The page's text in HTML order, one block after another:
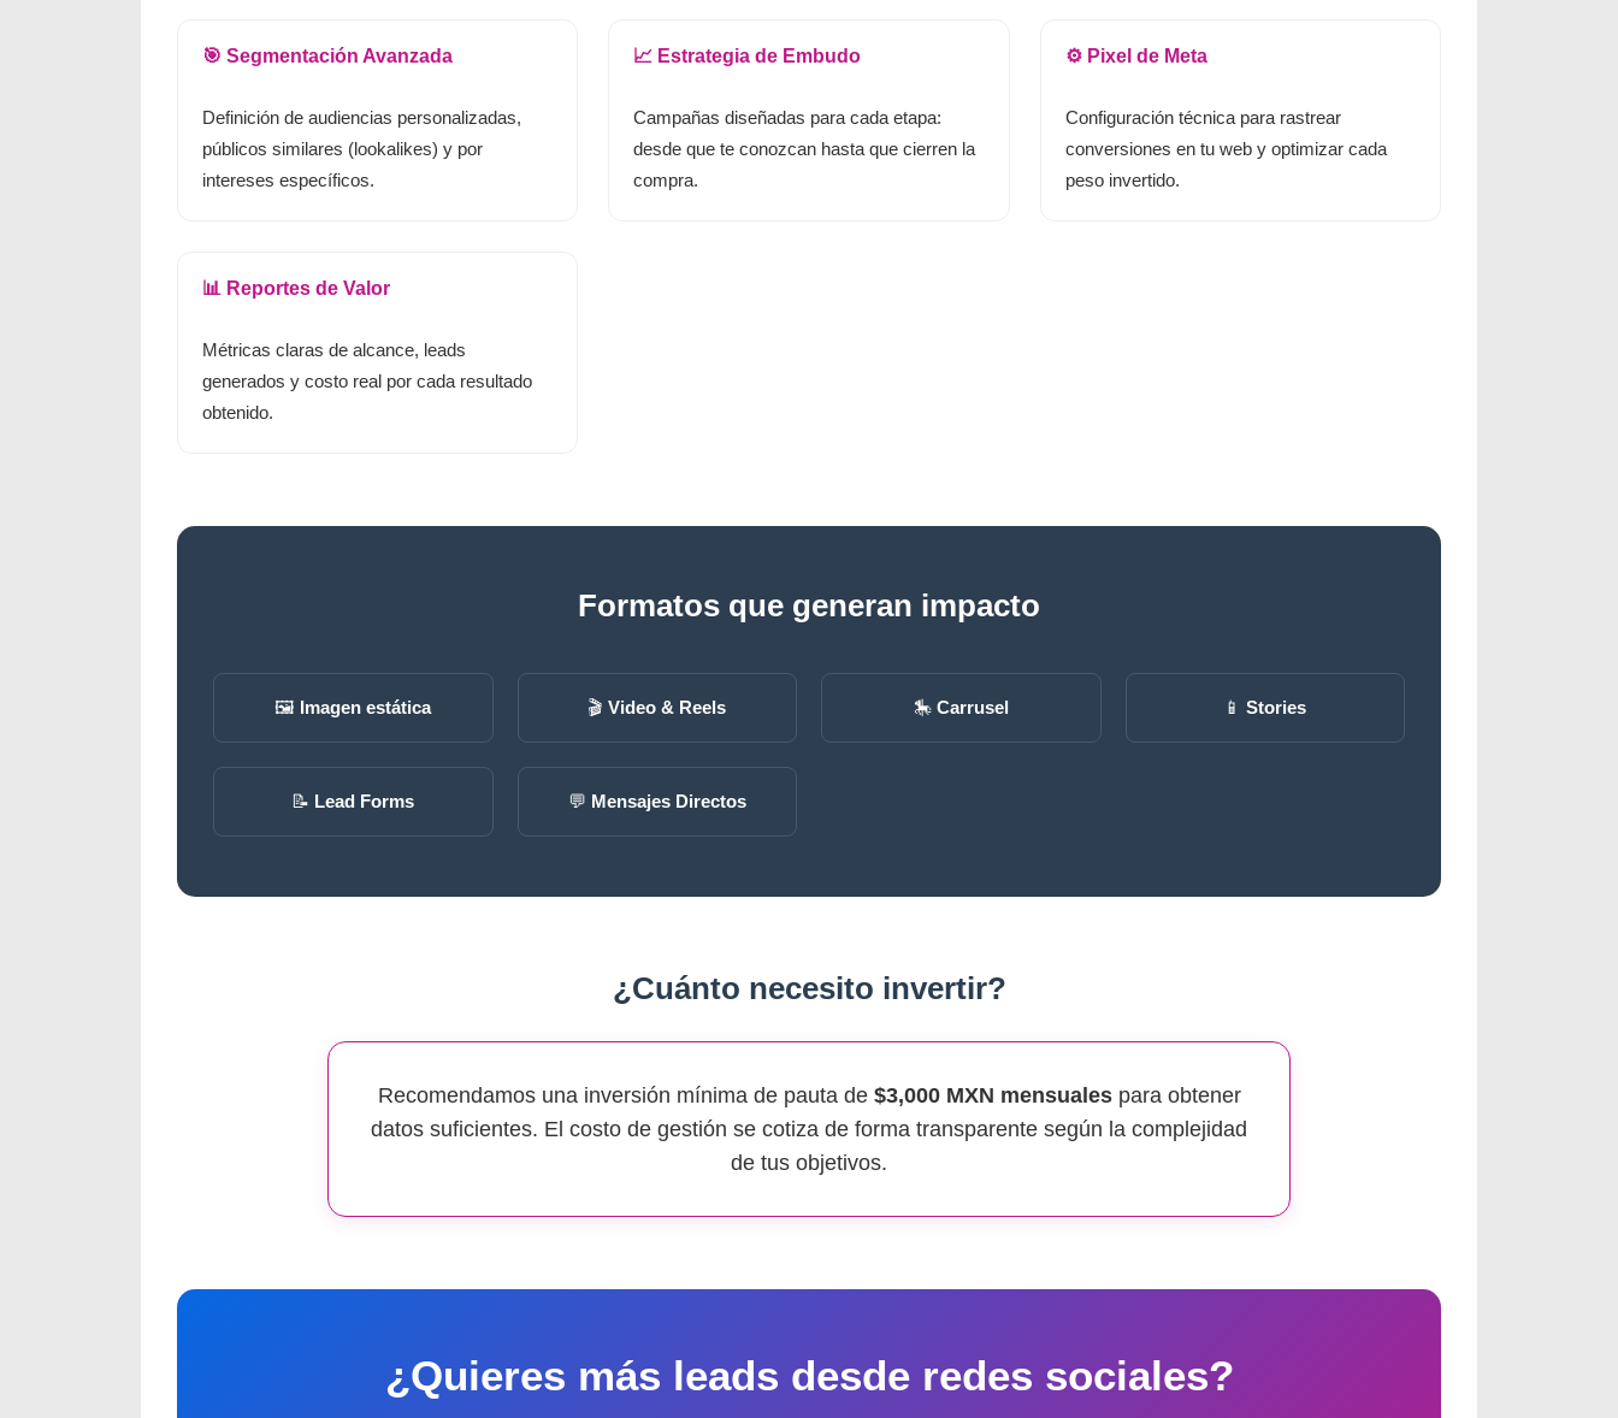
🎯 Segmentación Avanzada
Definición de audiencias personalizadas,
públicos similares (lookalikes) y por
intereses específicos.
📈 Estrategia de Embudo
Campañas diseñadas para cada etapa:
desde que te conozcan hasta que cierren la
compra.
⚙️ Pixel de Meta
Configuración técnica para rastrear
conversiones en tu web y optimizar cada
peso invertido.
📊 Reportes de Valor
Métricas claras de alcance, leads
generados y costo real por cada resultado
obtenido.
Formatos que generan impacto
🖼️ Imagen estática 🎬Video & Reels 🎠 Carrusel 📱Stories
📝 Lead Forms 💬 Mensajes Directos
¿Cuánto necesito invertir?
Recomendamos una inversión mínima de pauta de $3,000 MXN mensualespara obtener
datos suficientes. El costo de gestión se cotiza de forma transparente según la complejidad
de tus objetivos.
¿Quieres más leads desde redes sociales?